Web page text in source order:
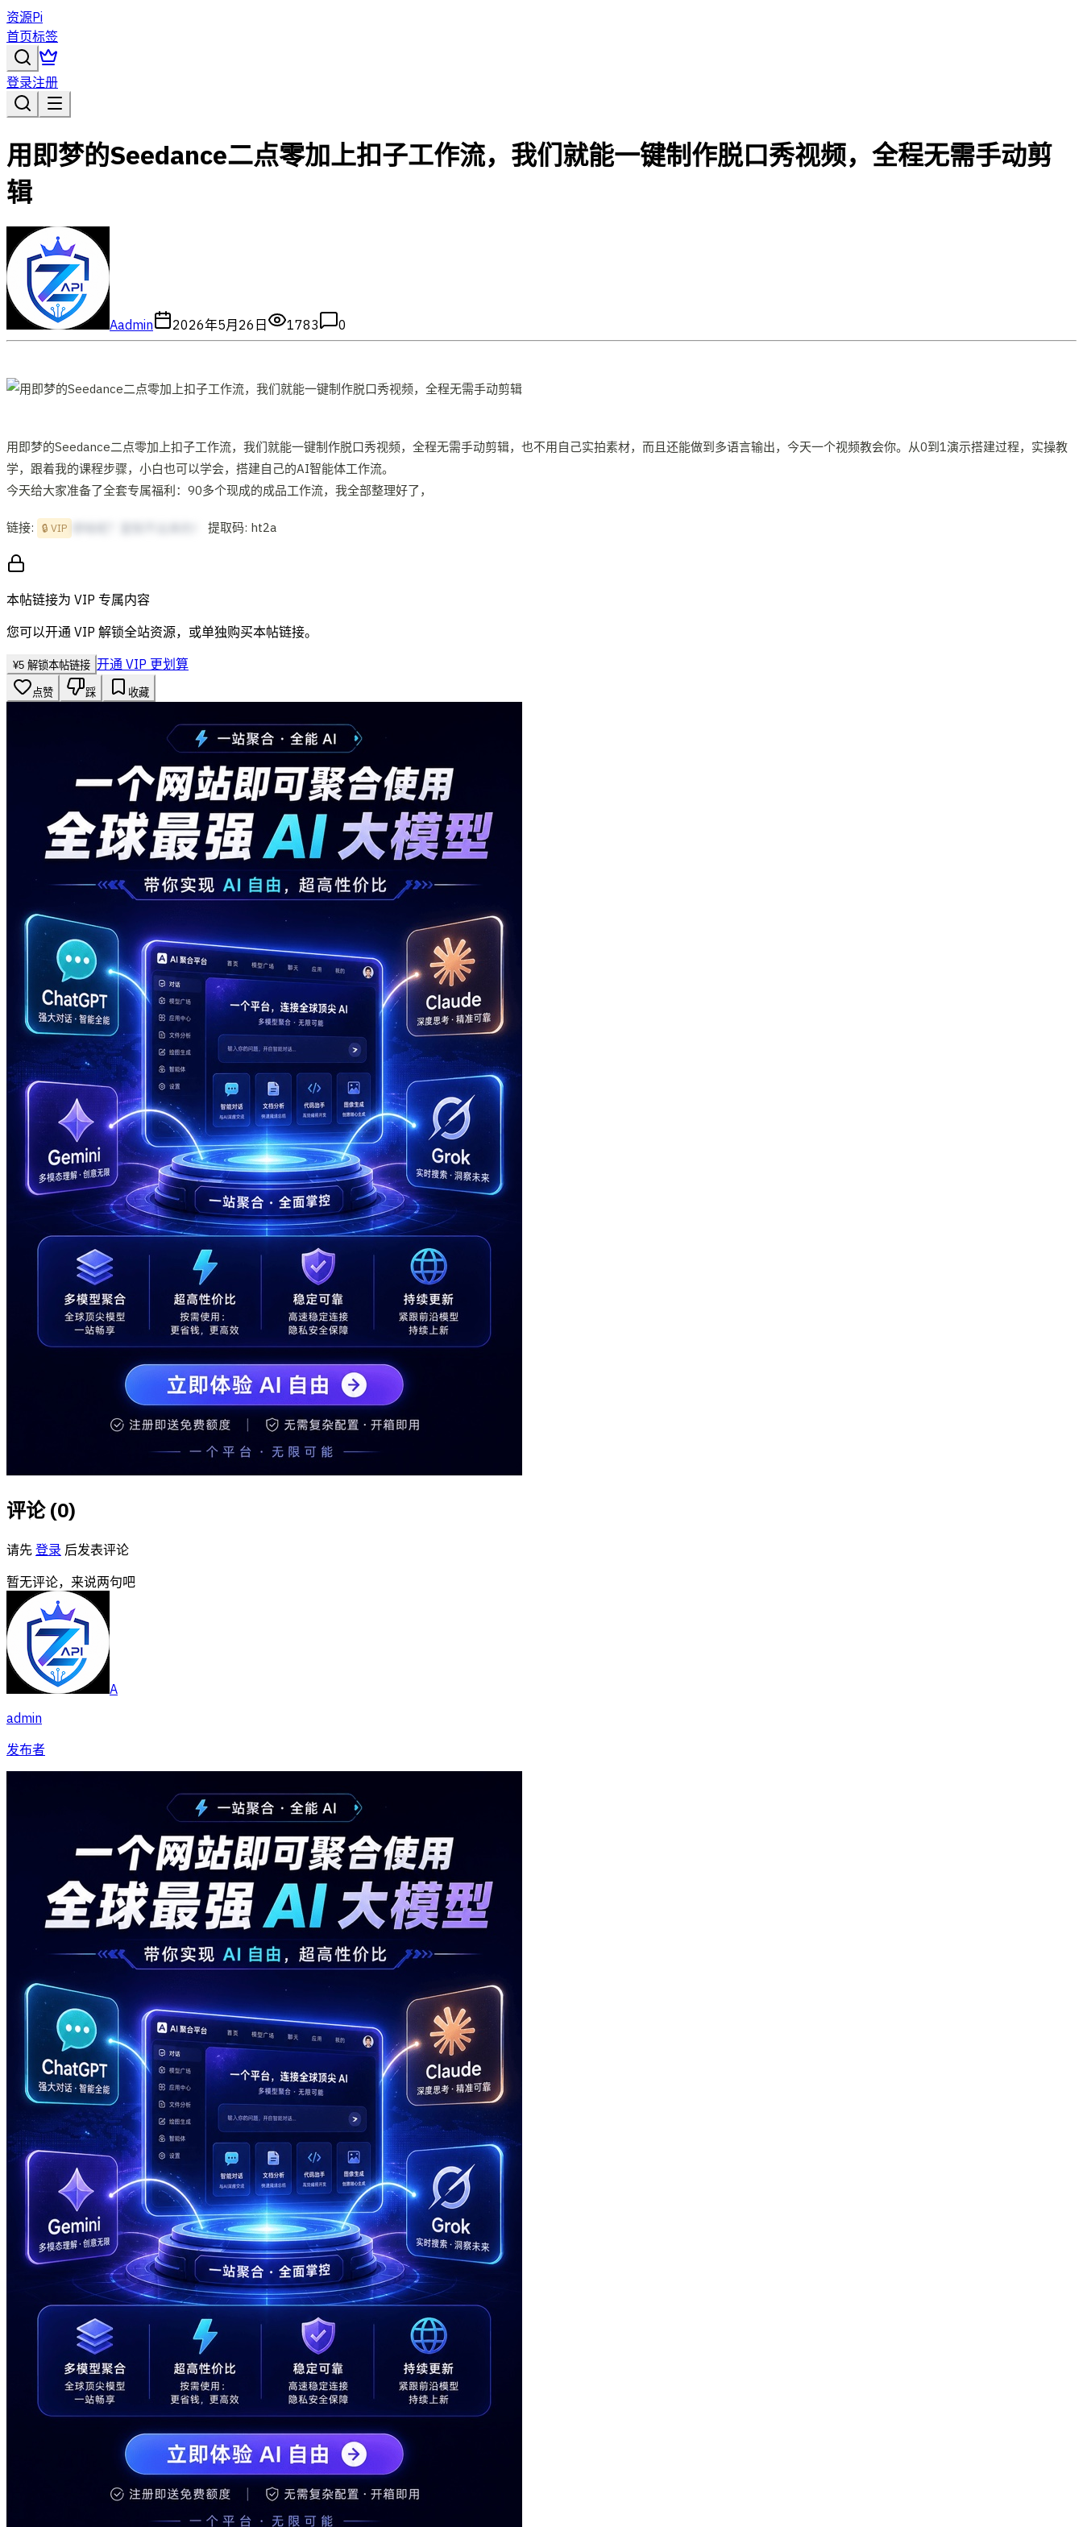
资源Pi
首页标签
登录注册
用即梦的Seedance二点零加上扣子工作流，我们就能一键制作脱口秀视频，全程无需手动剪
辑
Aadmin 2026年5月26日 1783 0
用即梦的Seedance二点零加上扣子工作流，我们就能一键制作脱口秀视频，全程无需手动剪辑，也不用自己实拍素材，而且还能做到多语言输出，今天一个视频教会你。从0到1演示搭建过程，实操教
学，跟着我的课程步骤，小白也可以学会，搭建自己的AI智能体工作流。
今天给大家准备了全套专属福利：90多个现成的成品工作流，我全部整理好了，
链接: 🔒 VIP 提取码: ht2a
本帖链接为 VIP 专属内容
您可以开通 VIP 解锁全站资源，或单独购买本帖链接。
¥5 解锁本帖链接 开通 VIP 更划算
点赞 踩 收藏
评论 (0)
请先 登录 后发表评论
暂无评论，来说两句吧
A
admin
发布者